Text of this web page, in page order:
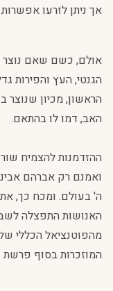
אך ניתן לזרעו
אולם, כשם שאם נוצר
הגנטי, העץ והפירות
הראשון, מכיון שנוצר
האב, דמו לו בהתאם.
ההזדמנות להצמיח
ואמנם רק אברהם
ה' בעולם. ומכח כך,
האנושות התפצלה
מהפוטנציאל הכללי
המוזכרות בסוף